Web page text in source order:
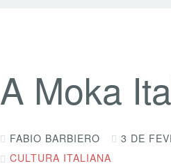
A Moka
FABIO BARBIERO 3 DE
CULTURA ITALIANA